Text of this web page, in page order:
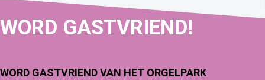
WORD GASTVRIEND!
WORD GASTVRIEND VAN HET ORGELPARK